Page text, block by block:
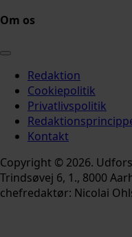
Om os
Redaktion
Cookiepolitik
Privatlivspolitik
Kontakt
Copyright © 2026.
Trindsøvej 6, 1., 8000
chefredaktør: Nicolai